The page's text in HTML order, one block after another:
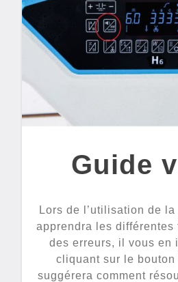
Guide
Lors de l’utilisation de
apprendra les différentes
des erreurs, il vous en
cliquant sur le bouton
suggérera comment